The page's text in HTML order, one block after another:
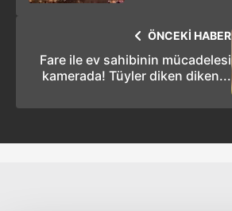
ÖNCEKİ HABER
Fare ile ev sahibinin mücadelesi
kamerada! Tüyler diken diken...